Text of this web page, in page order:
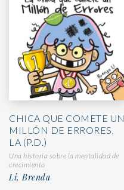
CHICA QUE COMETE UN
MILLÓN DE ERRORES,
LA (P.D.)
Una historia sobre la mentalidad de
crecimiento
Li, Brenda